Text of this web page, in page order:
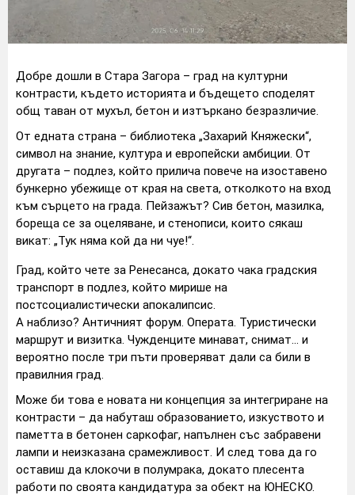
Добре дошли в Стара Загора – град на културни
контрасти, където историята и бъдещето споделят
общ таван от мухъл, бетон и изтъркано безразличие.
От едната страна – библиотека „Захарий Княжески“,
символ на знание, култура и европейски амбиции. От
другата – подлез, който прилича повече на изоставено
бункерно убежище от края на света, отколкото на вход
към сърцето на града. Пейзажът? Сив бетон, мазилка,
бореща се за оцеляване, и стенописи, които сякаш
викат: „Тук няма кой да ни чуе!“.
Град, който чете за Ренесанса, докато чака градския
транспорт в подлез, който мирише на
постсоциалистически апокалипсис.
А наблизо? Античният форум. Операта. Туристически
маршрут и визитка. Чужденците минават, снимат... и
вероятно после три пъти проверяват дали са били в
правилния град.
Може би това е новата ни концепция за интегриране на
контрасти – да набуташ образованието, изкуството и
паметта в бетонен саркофаг, напълнен със забравени
лампи и неизказана срамежливост. И след това да го
оставиш да клокочи в полумрака, докато плесента
работи по своята кандидатура за обект на ЮНЕСКО.